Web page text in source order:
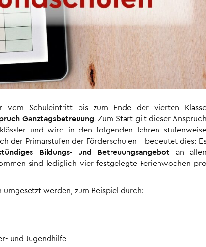
vom Schuleintritt bis zum Ende der vierten Klasse
Ganztagsbetreuung. Zum Start gilt dieser Anspruch
und wird in den folgenden Jahren stufenweise
der Primarstufen der Förderschulen – bedeutet dies: Es
Bildungs- und Betreuungsangebot an allen
sind lediglich vier festgelegte Ferienwochen pro
umgesetzt werden, zum Beispiel durch:
und Jugendhilfe